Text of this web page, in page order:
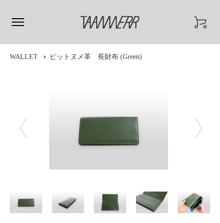
WALLET ピットヌメ革 長財布 (Green)